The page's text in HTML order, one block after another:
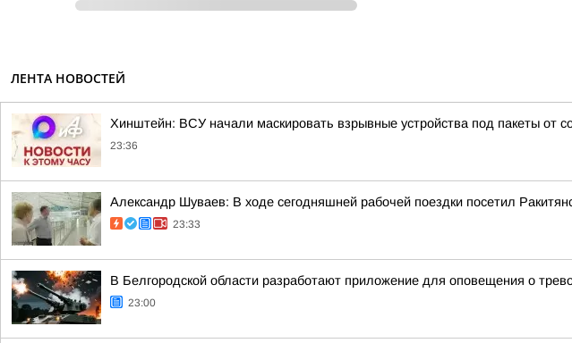
ЛЕНТА НОВОСТЕЙ
Хинштейн: ВСУ начали маскировать взрывные устройства под пакеты от
23:36
Александр Шуваев: В ходе сегодняшней рабочей поездки посетил
23:33
В Белгородской области разработают приложение для оповещения о
23:00